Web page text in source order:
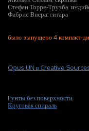
Стефан Торре-Труэба:
Фабрис Виера: гитара
было выпущено 4 компакт-
Opus UN в Creative
Pунты без поверхности
Круговая спираль